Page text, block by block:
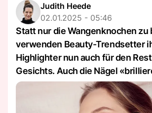
Judith Heede
02.01.2025 - 05:46
Statt nur die Wangenknochen zu
verwenden Beauty-Trendsetter
Highlighter nun auch für den
Gesichts. Auch die Nägel